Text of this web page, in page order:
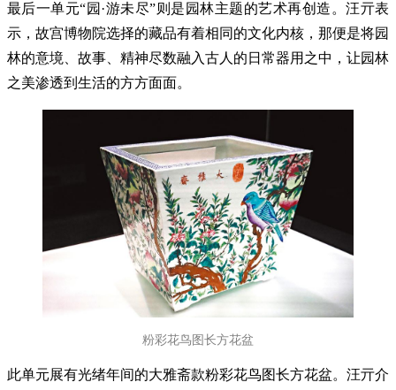
最后一单元“园·游未尽”则是园林主题的艺术再创造。汪亓表
示，故宫博物院选择的藏品有着相同的文化内核，那便是将园
林的意境、故事、精神尽数融入古人的日常器用之中，让园林
之美渗透到生活的方方面面。
粉彩花鸟图长方花盆
此单元展有光绪年间的大雅斋款粉彩花鸟图长方花盆。汪亓介